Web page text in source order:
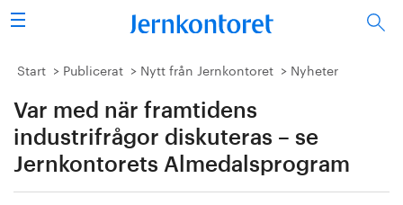
Sök
Stålindustrin
Vision 2050
Forskning/utbildning
Start Publicerat Nytt från Jernkontoret Nyheter
Var med när framtidens
industrifrågor diskuteras – se
Jernkontorets Almedalsprogram